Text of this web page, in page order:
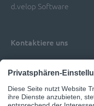
d.velop Software
Kontaktiere uns